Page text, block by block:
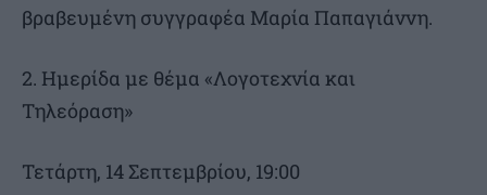
βραβευμένη συγγραφέα Μαρία Παπαγιάννη.
2. Ημερίδα με θέμα «Λογοτεχνία και
Τηλεόραση»
Τετάρτη, 14 Σεπτεμβρίου, 19:00